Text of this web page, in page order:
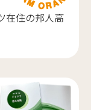
在住の邦人高